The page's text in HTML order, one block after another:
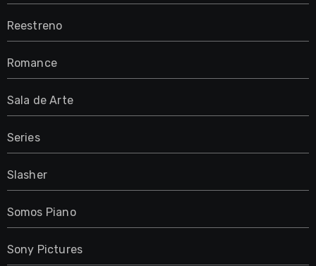
Reestreno
Romance
Sala de Arte
Series
Slasher
Somos Piano
Sony Pictures